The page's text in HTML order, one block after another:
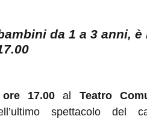
da 1 a 3 anni, è
ore 17.00al Teatro
spettacolo del